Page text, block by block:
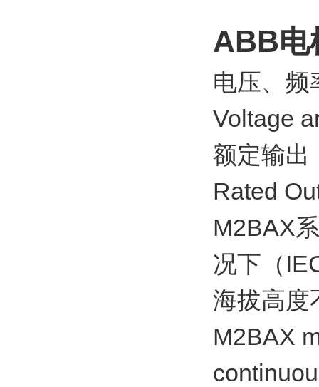
ABB
电压、频
Voltage
额定输出
Rated
M2BAX
况下（
海拔高度
M2BAX